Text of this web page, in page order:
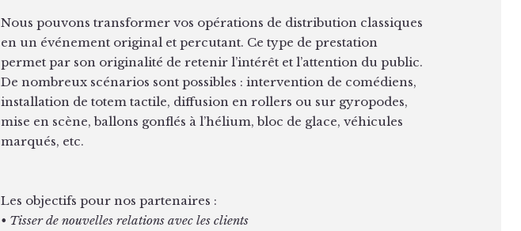
Nous pouvons transformer vos opérations de distribution classiques
en un événement original et percutant. Ce type de prestation
permet par son originalité de retenir l’intérêt et l’attention du public.
De nombreux scénarios sont possibles : intervention de comédiens,
installation de totem tactile, diffusion en rollers ou sur gyropodes,
mise en scène, ballons gonflés à l’hélium, bloc de glace, véhicules
marqués, etc.
Les objectifs pour nos partenaires :
• Tisser de nouvelles relations avec les clients